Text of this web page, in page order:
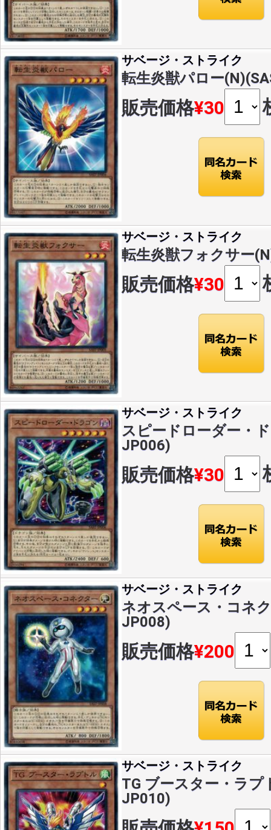
サベージ・ストライク
転生炎獣パロー
販売価格¥30
サベージ・ストライク
転生炎獣フォクサー
販売価格¥30
サベージ・ストライク
スピードローダー・
JP006)
販売価格¥30
サベージ・ストライク
ネオスペース・コネ
JP008)
販売価格¥200
サベージ・ストライク
TG ブースター・ラプ
JP010)